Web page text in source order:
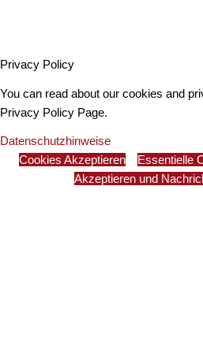
Privacy Policy
You can read about our cookies and
Privacy Policy Page.
Datenschutzhinweise
Cookies Akzeptieren
Essentielle
Akzeptieren und